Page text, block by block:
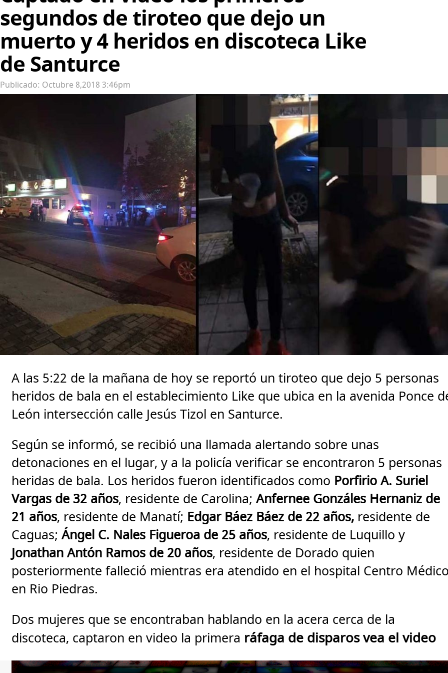
segundos de tiroteo que dejo un
muerto y 4 heridos en discoteca Like
de Santurce
Publicado: Octubre 8,2018 3:46pm
A las 5:22 de la mañana de hoy se reportó un tiroteo que dejo 5 personas
heridos de bala en el establecimiento Like que ubica en la avenida Ponce
León intersección calle Jesús Tizol en Santurce.
Según se informó, se recibió una llamada alertando sobre unas
detonaciones en el lugar, y a la policía verificar se encontraron 5 personas
heridas de bala. Los heridos fueron identificados como Porfirio A. Suriel
Vargas de 32 años, residente de Carolina;Anfernee Gonzáles Hernaniz de
21 años, residente de Manatí; Edgar Báez Báez de 22 años, residente de
Caguas;Ángel C. Nales Figueroa de 25 años, residente de Luquillo y
Jonathan Antón Ramos de 20 años, residente de Dorado quien
posteriormente falleció mientras era atendido en el hospital Centro
en Rio Piedras.
Dos mujeres que se encontraban hablando en la acera cerca de la
discoteca, captaron en video la primera ráfaga de disparos vea el video